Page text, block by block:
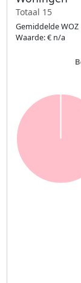
Totaal 15
Gemiddelde WOZ
Waarde: € n/a